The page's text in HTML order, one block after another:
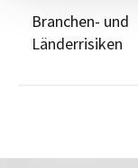
Branchen- und
Länderrisiken